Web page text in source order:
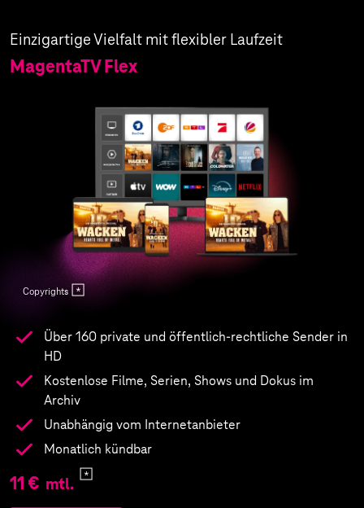
Einzigartige Vielfalt mit flexibler Laufzeit
MagentaTV Flex
Copyrights
Über 160 private und öffentlich-rechtliche Sender in
HD
Kostenlose Filme, Serien, Shows und Dokus im
Archiv
Unabhängig vom Internetanbieter
Monatlich kündbar
11 € mtl.